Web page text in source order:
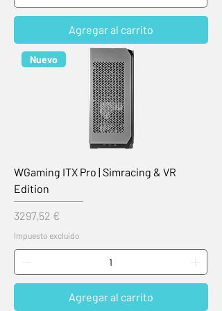
Agregar al carrito
Nuevo
WGaming ITX Pro | Simracing & VR
Edition
Precio
3297,52 €
Impuesto excluido
Agregar al carrito